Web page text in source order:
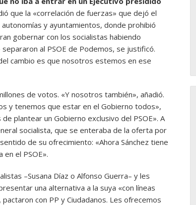
que la «correlación de fuerzas» que dejó el
y ayuntamientos, donde prohibió
gobernar con los socialistas habiendo
al PSOE de Podemos, se justificó.
cambio es que nosotros estemos en ese
de votos. «Y nosotros también», añadió.
y tenemos que estar en el Gobierno todos»,
plantear un Gobierno exclusivo del PSOE». A
socialista, que se enteraba de la oferta por
de su ofrecimiento: «Ahora Sánchez tiene
el PSOE».
–Susana Díaz o Alfonso Guerra– y les
una alternativa a la suya «con líneas
con PP y Ciudadanos. Les ofrecemos